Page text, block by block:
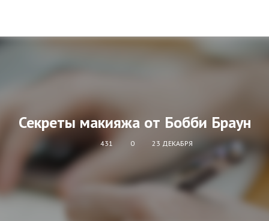
Секреты макияжа от Бобби Браун
431 0 23 ДЕКАБРЯ